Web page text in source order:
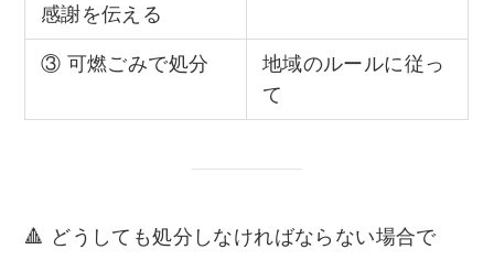
感謝を伝える
③ 可燃ごみで処分
地域のルールに従っ
て
🔺 どうしても処分しなければならない場合で